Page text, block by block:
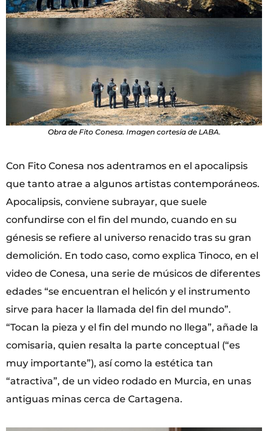
Obra de Fito Conesa. Imagen cortesía de LABA.
Con Fito Conesa nos adentramos en el apocalipsis
que tanto atrae a algunos artistas contemporáneos.
Apocalipsis, conviene subrayar, que suele
confundirse con el fin del mundo, cuando en su
génesis se refiere al universo renacido tras su gran
demolición. En todo caso, como explica Tinoco, en el
video de Conesa, una serie de músicos de diferentes
edades “se encuentran el helicón y el instrumento
sirve para hacer la llamada del fin del mundo”.
“Tocan la pieza y el fin del mundo no llega”, añade la
comisaria, quien resalta la parte conceptual (“es
muy importante”), así como la estética tan
“atractiva”, de un video rodado en Murcia, en unas
antiguas minas cerca de Cartagena.